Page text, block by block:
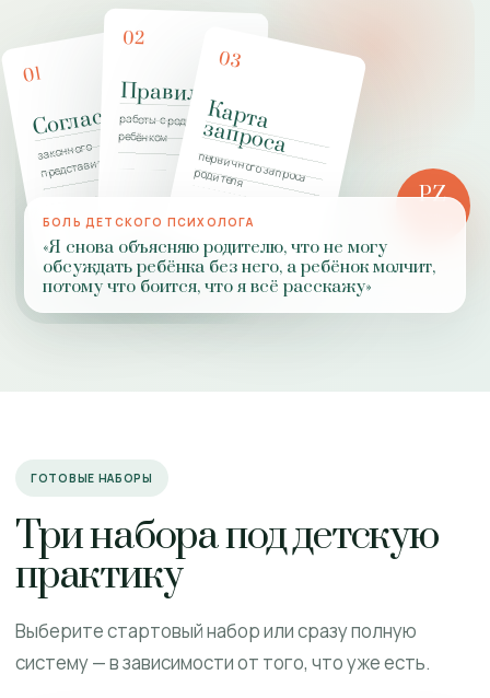
01
Согласие
законного
представителя
02
Правила
работы с родителями и
ребёнком
03
К
а
р
т
а
з
а
п
р
о
с
а
первичного запроса
родителя
PZ
БОЛЬ ДЕТСКОГО ПСИХОЛОГА
«Я снова объясняю родителю, что не могу
обсуждать ребёнка без него, а ребёнок молчит,
потому что боится, что я всё расскажу»
ГОТОВЫЕ НАБОРЫ
Три набора под детскую
практику
Выберите стартовый набор или сразу полную
систему — в зависимости от того, что уже есть.